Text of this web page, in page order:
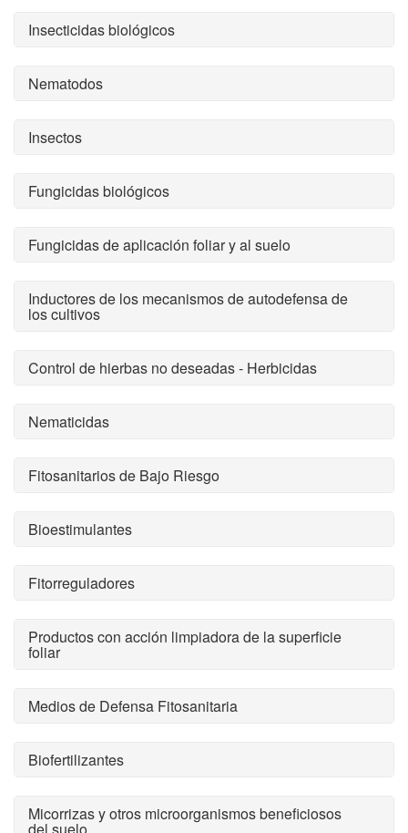
Insecticidas biológicos
Nematodos
Insectos
Fungicidas biológicos
Fungicidas de aplicación foliar y al suelo
Inductores de los mecanismos de autodefensa de
los cultivos
Control de hierbas no deseadas - Herbicidas
Nematicidas
Fitosanitarios de Bajo Riesgo
Bioestimulantes
Fitorreguladores
Productos con acción limpiadora de la superficie
foliar
Medios de Defensa Fitosanitaria
Biofertilizantes
Micorrizas y otros microorganismos beneficiosos